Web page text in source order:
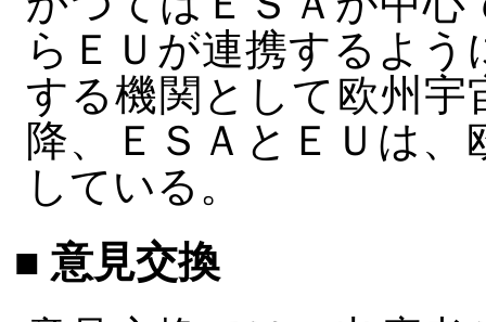
らＥＵが連携するよ
する機関として欧州宇
降、ＥＳＡとＥＵは
している。
■ 意見交換